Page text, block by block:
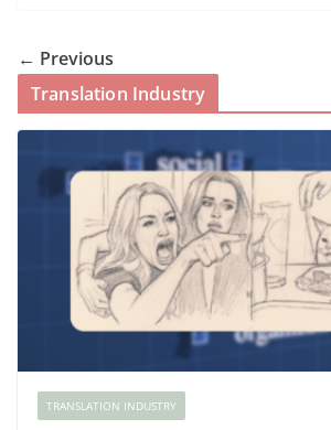
← Previous
Translation Industry
TRANSLATION INDUSTRY